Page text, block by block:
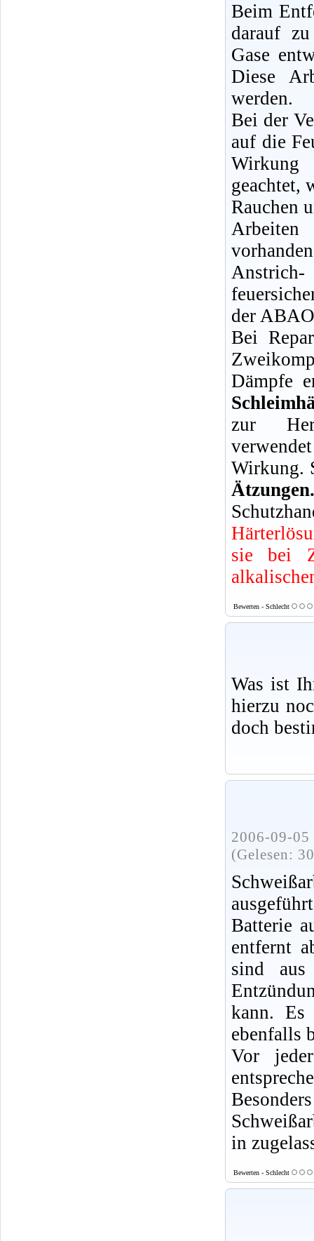
Beim
darauf zu
Gase
Diese
werden.
Bei der
auf die
Wirkung
geachtet,
Rauchen
Arbeiten
der
Bei
Dämpfe
zur
Wirkung.
sie bei
Bewerten - Schlecht
Was ist
hierzu
doch
2006-09-
(Gelesen:
Batterie
entfernt
sind
kann. Es
ebenfalls
Vor
in
Bewerten - Schlecht